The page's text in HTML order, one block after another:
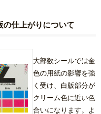
仕上がりについて
大部数シールでは金
色の用紙の影響を強
く受け、白版部分が
クリーム色に近い色
合いになります。よ